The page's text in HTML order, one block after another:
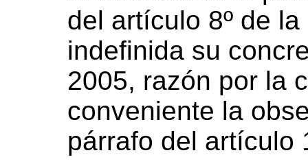
del artículo 8º de
indefinida su
2005, razón por la
conveniente la
párrafo del artículo